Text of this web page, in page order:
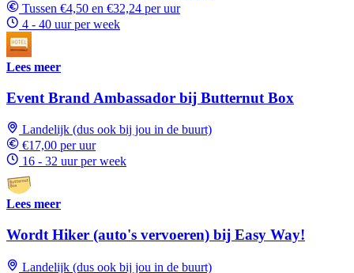
Tussen €4,50 en €32,24 per uur
4 - 40 uur per week
Lees meer
Event Brand Ambassador bij Butternut Box
Landelijk (dus ook bij jou in de buurt)
€17,00 per uur
16 - 32 uur per week
Lees meer
Wordt Hiker (auto's vervoeren) bij Easy Way!
Landelijk (dus ook bij jou in de buurt)